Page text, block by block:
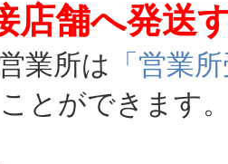
店舗へ発送
所は 「営業
とができます